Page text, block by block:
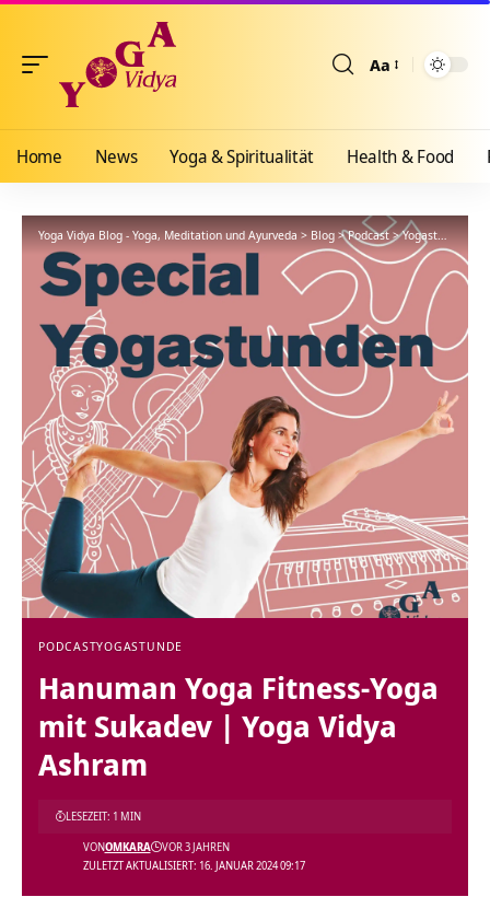
Aa
Home News Yoga & Spiritualität Health & Food
Yoga Vidya Blog - Yoga, Meditation und Ayurveda>Blog>Podcast>Yogastunde >
PODCASTYOGASTUNDE
Hanuman Yoga Fitness-Yoga
mit Sukadev | Yoga Vidya
Ashram
ZULETZT AKTUALISIERT: 16. JANUAR 2024 09:17
VONOMKARA VOR 3 JAHREN
LESEZEIT: 1 MIN